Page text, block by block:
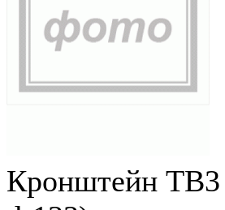
Кронштейн ТВ3